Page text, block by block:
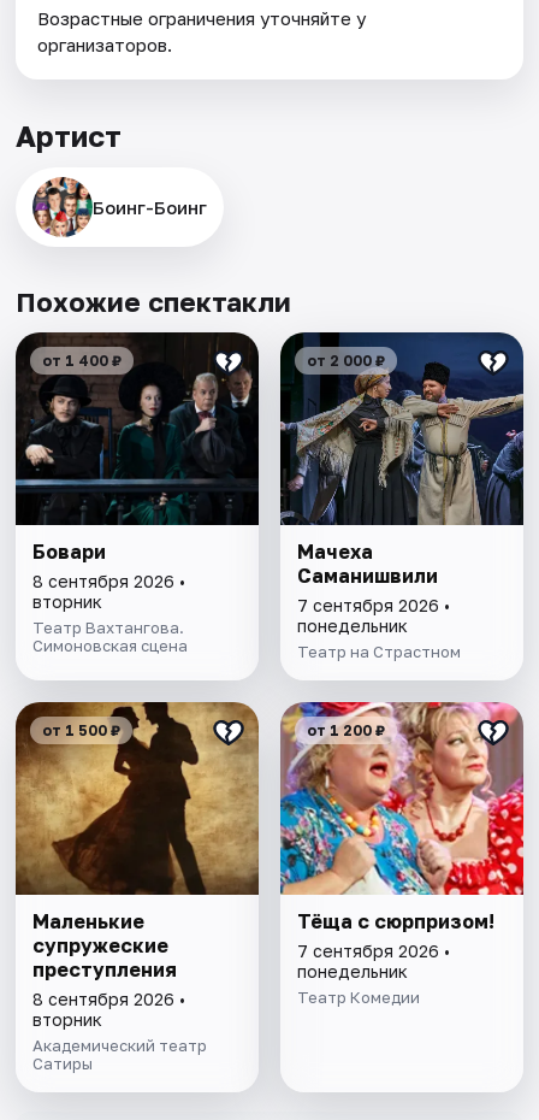
Возрастные ограничения уточняйте у
организаторов.
Артист
Боинг-Боинг
Похожие спектакли
от 1 400 ₽
Бовари
8 сентября 2026 •
вторник
Театр Вахтангова.
Симоновская сцена
от 2 000 ₽
Мачеха
Саманишвили
7 сентября 2026 •
понедельник
Театр на Страстном
от 1 500 ₽
Маленькие
супружеские
преступления
8 сентября 2026 •
вторник
Академический театр
Сатиры
от 1 200 ₽
Тёща с сюрпризом!
7 сентября 2026 •
понедельник
Театр Комедии